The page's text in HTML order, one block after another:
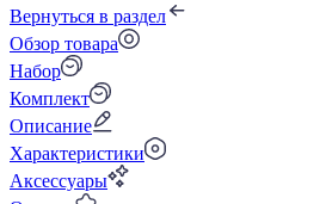
Вернуться в раздел
Обзор товара
Набор
Комплект
Описание
Характеристики
Аксессуары